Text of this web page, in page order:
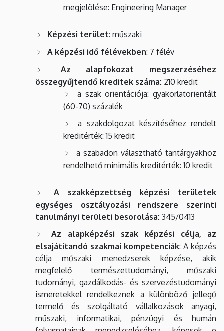
megjelölése: Engineering Manager
Képzési terület: műszaki
A képzési idő félévekben: 7 félév
Az alapfokozat megszerzéséhez
összegyűjtendő kreditek száma: 210 kredit
a szak orientációja: gyakorlatorientált
(60-70) százalék
a szakdolgozat készítéséhez rendelt
kreditérték: 15 kredit
a szabadon választható tantárgyakhoz
rendelhető minimális kreditérték: 10 kredit
A szakképzettség képzési területek
egységes osztályozási rendszere szerinti
tanulmányi területi besorolása: 345/0413
Az alapképzési szak képzési célja, az
elsajátítandó szakmai kompetenciák: A képzés
célja műszaki menedzserek képzése, akik
megfelelő természettudományi, műszaki
tudományi, gazdálkodás- és szervezéstudományi
ismeretekkel rendelkeznek a különböző jellegű
termelő és szolgáltató vállalkozások anyagi,
műszaki, informatikai, pénzügyi és humán